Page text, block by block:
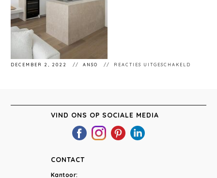
DECEMBER 2, 2022 ANSO REACTIES UITGESCHAKELD
VIND ONS OP SOCIALE MEDIA
CONTACT
Kantoor: